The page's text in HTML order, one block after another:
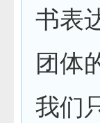
书表
团体
我们